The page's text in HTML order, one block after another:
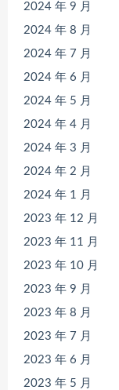
2024 年 9 月
2024 年 8 月
2024 年 7 月
2024 年 6 月
2024 年 5 月
2024 年 4 月
2024 年 3 月
2024 年 2 月
2024 年 1 月
2023 年 12 月
2023 年 11 月
2023 年 10 月
2023 年 9 月
2023 年 8 月
2023 年 7 月
2023 年 6 月
2023 年 5 月